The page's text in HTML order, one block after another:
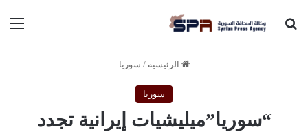
بحث عن
الرئيسية / سوريا
سوريا
“سوريا”ميليشيات إيرانية تجدد